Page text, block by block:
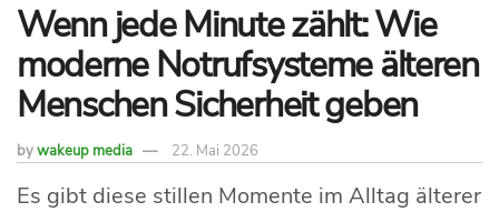
Wenn jede Minute zählt: Wie
moderne Notrufsysteme älteren
Menschen Sicherheit geben
bywakeup media 22. Mai 2026
Es gibt diese stillen Momente im Alltag älterer